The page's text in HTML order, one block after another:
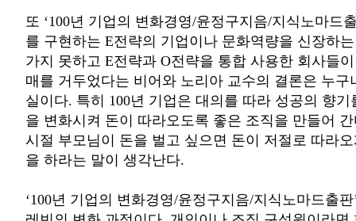
또 ‘100년 기업의 변화경영/윤정구지음/지식노마드
를 구현하는 E전략의 기업이나 문화역량을 신장하
가지 못하고 E전략과 O전략을 통합 사용한 회사들
매를 거두었다는 비어와 노리아 교수의 결론은 누구
실이다. 특히 100년 기업은 대의를 따라 성공의 향
을 변화시켜 돈이 따라오도록 좋은 조직을 만들어
시절 부모님이 돈을 벌고 싶으면 돈이 저절로 따라
을 하라는 말이 생각난다.
‘100년 기업의 변화경영/윤정구지음/지식노마드출